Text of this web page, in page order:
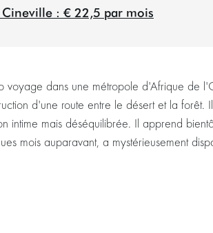
Cineville : € 22,5 par mois
voyage dans une métropole d'Afrique de
d'une route entre le désert et la
intime mais déséquilibrée. Il apprend
mois auparavant, a mystérieusement